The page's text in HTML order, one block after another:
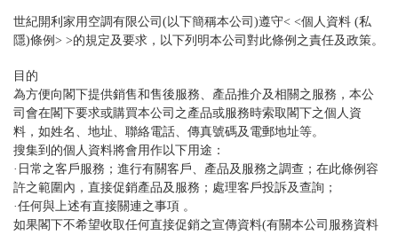
世紀開利家用空調有限公司(以下簡稱本公司)遵守< <個人資料 (私
隱)條例> >的規定及要求，以下列明本公司對此條例之責任及政策。
目的
為方便向閣下提供銷售和售後服務、產品推介及相關之服務，本公
司會在閣下要求或購買本公司之產品或服務時索取閣下之個人資
料，如姓名、地址、聯絡電話、傳真號碼及電郵地址等。
搜集到的個人資料將會用作以下用途：
·日常之客戶服務；進行有關客戶、產品及服務之調查；在此條例容
許之範圍內，直接促銷產品及服務；處理客戶投訴及查詢；
·任何與上述有直接關連之事項 。
如果閣下不希望收取任何直接促銷之宣傳資料(有關本公司服務資料